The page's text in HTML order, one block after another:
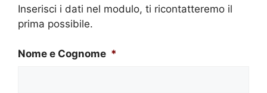
Inserisci i dati nel modulo, ti ricontatteremo il
prima possibile.
Nome e Cognome *